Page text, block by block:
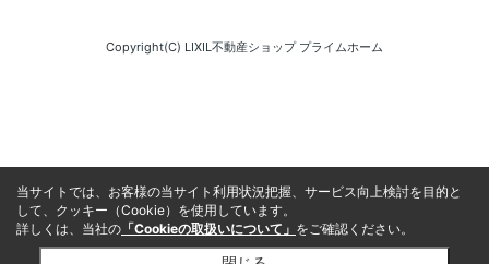
Copyright(C) LIXIL不動産ショップ プライムホーム
当サイトでは、お客様の当サイト利用状況把握、サービス向上検討を目的と
して、クッキー（Cookie）を使用しています。
詳しくは、当社の 「Cookieの取扱いについて」 をご確認ください。